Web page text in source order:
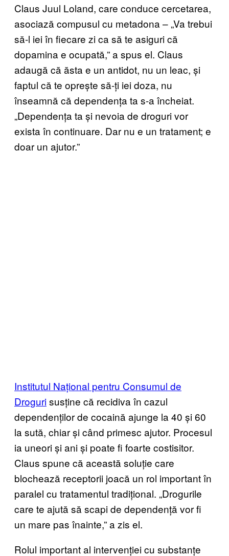
Claus Juul Loland, care conduce cercetarea,
asociază compusul cu metadona – „Va trebui
să-l iei în fiecare zi ca să te asiguri că
dopamina e ocupată,” a spus el. Claus
adaugă că ăsta e un antidot, nu un leac, și
faptul că te oprește să-ți iei doza, nu
înseamnă că dependența ta s-a încheiat.
„Dependența ta și nevoia de droguri vor
exista în continuare. Dar nu e un tratament; e
doar un ajutor.”
Institutul Național pentru Consumul de
Drogurisusține că recidiva în cazul
dependenților de cocaină ajunge la 40 și 60
la sută, chiar și când primesc ajutor. Procesul
ia uneori și ani și poate fi foarte costisitor.
Claus spune că această soluție care
blochează receptorii joacă un rol important în
paralel cu tratamentul tradițional. „Drogurile
care te ajută să scapi de dependență vor fi
un mare pas înainte,” a zis el.
Rolul important al intervenției cu substanțe